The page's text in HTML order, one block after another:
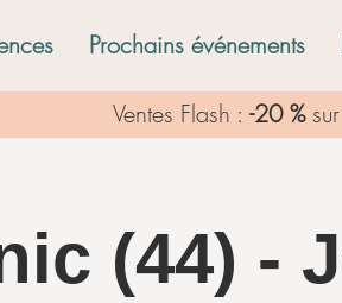
Prochains événements
Ventes Flash : -20 %
(44) -